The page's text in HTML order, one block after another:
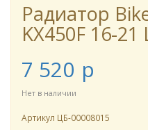
Радиатор
KX450F 16-21
7 520 p
Нет в наличии
Артикул ЦБ-00008015